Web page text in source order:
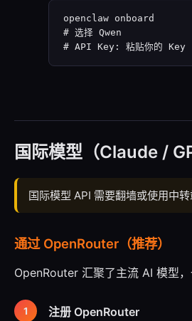
openclaw onboard
# 选择 Qwen
# API Key: 粘贴你的 Key
国际模型（Claude /
国际模型 API 需要翻墙或使用中
通过 OpenRouter（推荐）
OpenRouter 汇聚了主流 AI 模型
注册 OpenRouter